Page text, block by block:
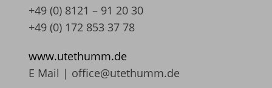
+49 (0) 8121 – 91 20 30
+49 (0) 172 853 37 78
www.utethumm.de
E Mail | office@utethumm.de